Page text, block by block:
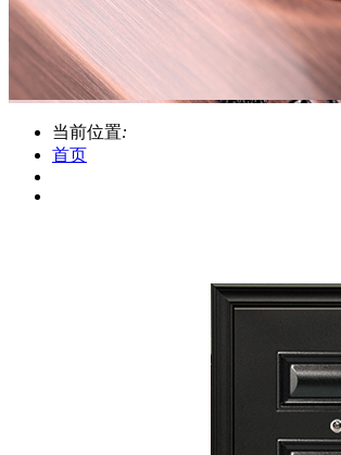
当前位置:
首页